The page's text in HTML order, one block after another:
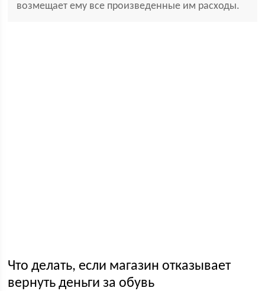
возмещает ему все произведенные им расходы.
Что делать, если магазин отказывает
вернуть деньги за обувь